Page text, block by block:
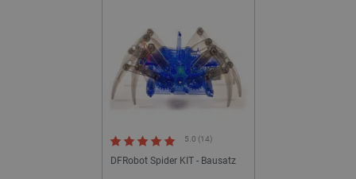
DFRobot Spider KIT - Bausatz
5.0 (14)